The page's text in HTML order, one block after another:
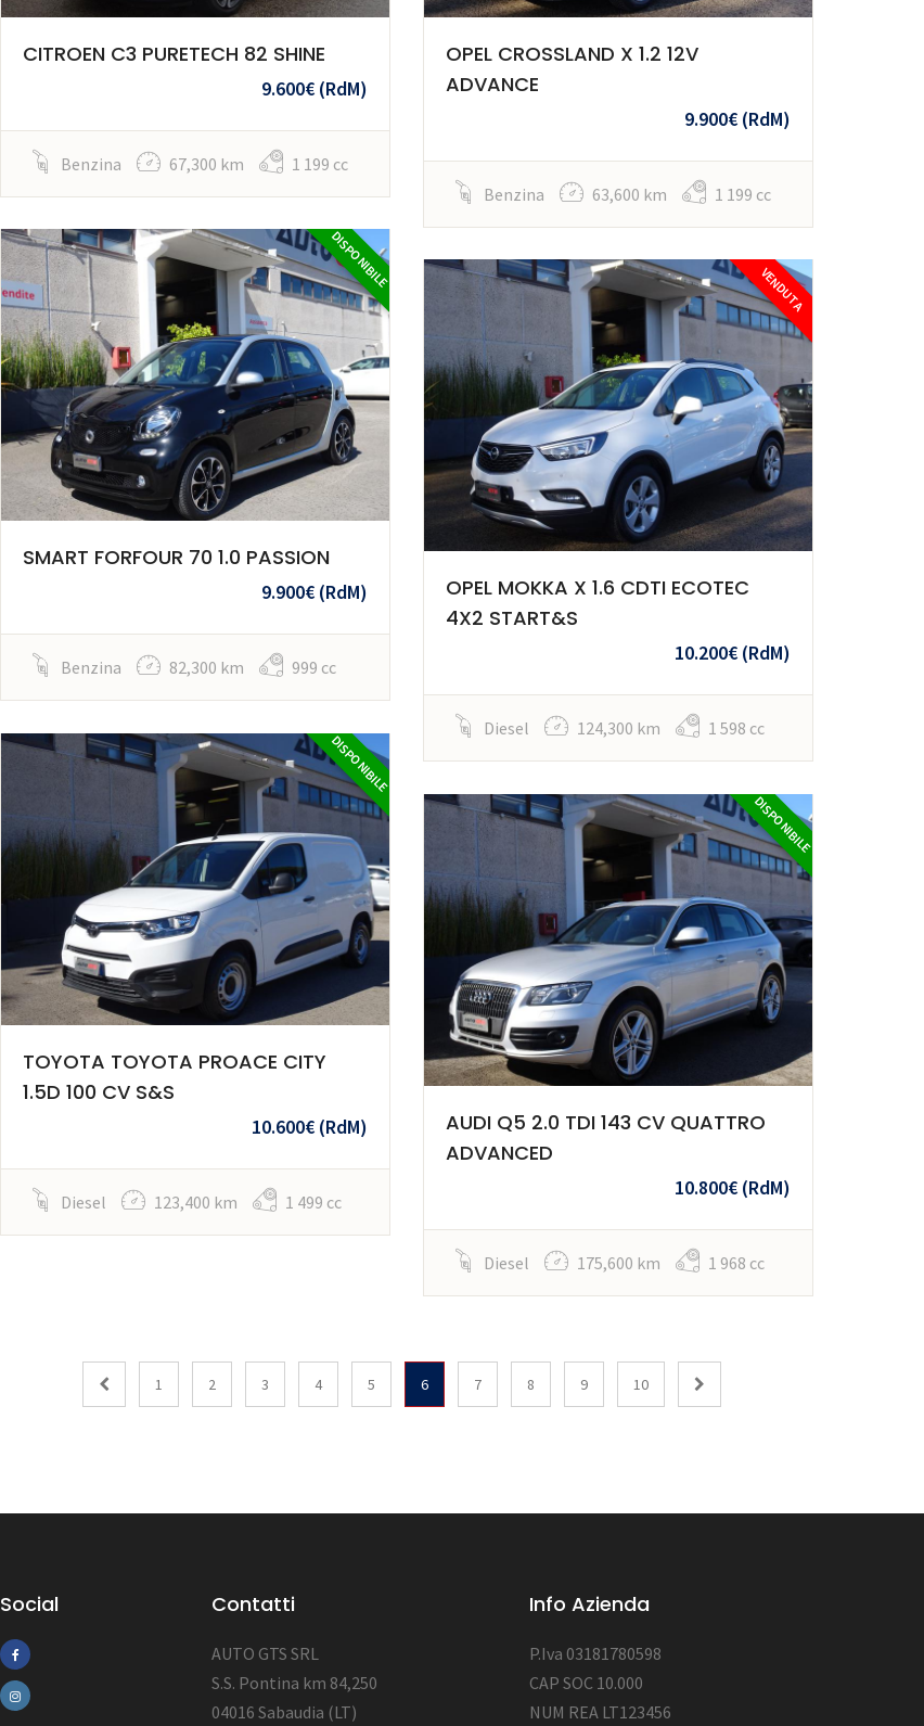
CITROEN C3 PURETECH 82 SHINE
9.600€ (RdM)
Benzina 67,300 km 1 199 cc
OPEL CROSSLAND X 1.2 12V
ADVANCE
9.900€ (RdM)
Benzina 63,600 km 1 199 cc
DISPONIBILE
SMART FORFOUR 70 1.0 PASSION
9.900€ (RdM)
Benzina 82,300 km 999 cc
VENDUTA
OPEL MOKKA X 1.6 CDTI ECOTEC
4X2 START&S
10.200€ (RdM)
Diesel 124,300 km 1 598 cc
DISPONIBILE
TOYOTA TOYOTA PROACE CITY
1.5D 100 CV S&S
10.600€ (RdM)
Diesel 123,400 km 1 499 cc
DISPONIBILE
AUDI Q5 2.0 TDI 143 CV QUATTRO
ADVANCED
10.800€ (RdM)
Diesel 175,600 km 1 968 cc
1 2 3 4 5 6 7 8 9 10
Social Contatti
AUTO GTS SRL
S.S. Pontina km 84,250
04016 Sabaudia (LT)
Info Azienda
P.Iva 03181780598
CAP SOC 10.000
NUM REA LT123456